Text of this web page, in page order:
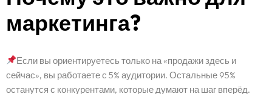
маркетинга?
Если вы ориентируетесь только на «продажи здесь и
сейчас», вы работаете с 5% аудитории. Остальные 95%
останутся с конкурентами, которые думают на шаг вперёд.